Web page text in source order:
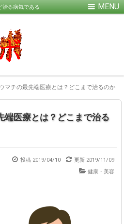
治る病気である
マチの最先端医療とは？どこまで治るのか
端医療とは？どこまで治る
投稿 2019/04/10 更新 2019/11/09
健康・美容